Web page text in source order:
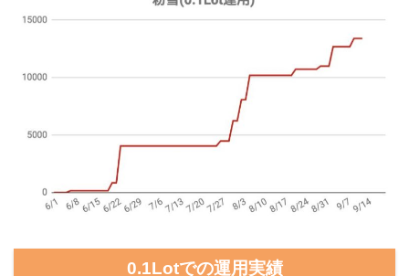
0.1Lotでの運用実績